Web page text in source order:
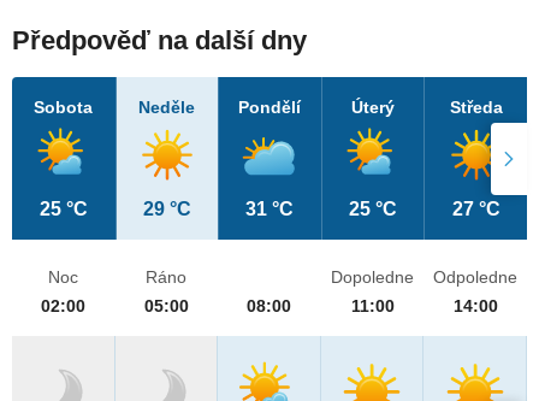
Předpověď na další dny
Sobota
25 °C
Neděle
29 °C
Pondělí
31 °C
Úterý
25 °C
Středa
27 °C
Noc
02:00
Ráno
05:00
08:00
Dopoledne
11:00
Odpoledne
14:00